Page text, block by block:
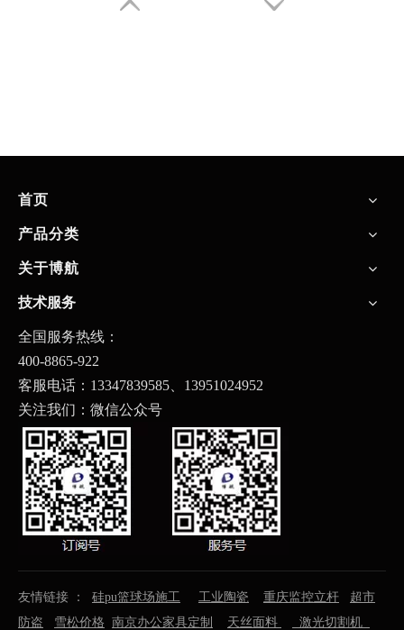
首页
产品分类
关于博航
技术服务
全国服务热线：
400-8865-922
客服电话：13347839585、 13951024952
关注我们：微信公众号
友情链接 ： 硅pu篮球场施工 工业陶瓷 重庆监控立杆
超市
防盗
雪松价格 南京办公家具定制 天丝面料 激光切割机